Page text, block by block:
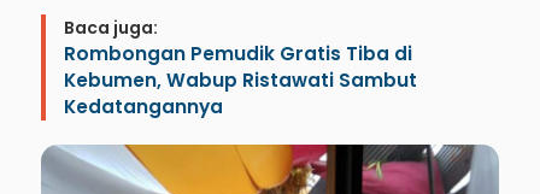
Baca juga:
Rombongan Pemudik Gratis Tiba di
Kebumen, Wabup Ristawati Sambut
Kedatangannya